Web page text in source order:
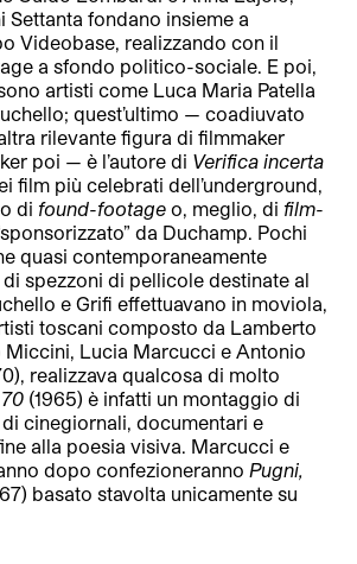
Settanta fondano insieme a
Videobase, realizzando con il
a sfondo politico-sociale. E poi,
artisti come Luca Maria Patella
quest’ultimo — coadiuvato
rilevante figura di filmmaker
poi — è l’autore di Verifica incerta
film più celebrati dell’underground,
di found-footage o, meglio, di film-
da Duchamp. Pochi
quasi contemporaneamente
di spezzoni di pellicole destinate al
e Grifi effettuavano in moviola,
toscani composto da Lamberto
Miccini, Lucia Marcucci e Antonio
realizzava qualcosa di molto
(1965) è infatti un montaggio di
di cinegiornali, documentari e
alla poesia visiva. Marcucci e
dopo confezionerannoPugni,
basato stavolta unicamente su